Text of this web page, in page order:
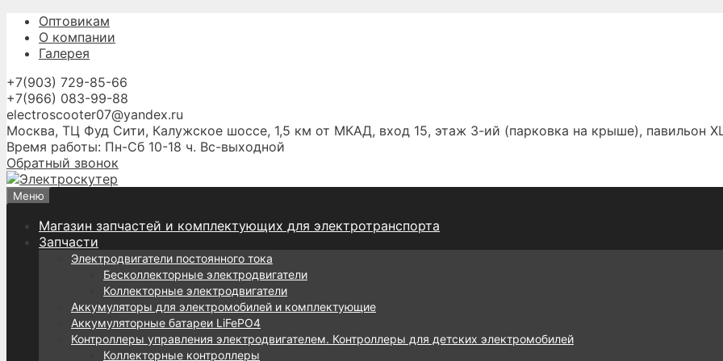
Перейти
содержимому
Оптовикам
О компании
Галерея
+7(903) 729-85-66
+7(966) 083-99-88
electroscooter07@yandex.ru
Москва, ТЦ Фуд Сити, Калужское шоссе, 1,5 км от МКАД, вход 15, этаж 3-ий (парковка на крыше), павильон
Время работы: Пн-Сб 10-18 ч. Вс-выходной
Обратный звонок
Меню
Магазин запчастей и комплектующих для электротранспорта
Запчасти
Электродвигатели постоянного тока
Бесколлекторные электродвигатели
Коллекторные электродвигатели
Аккумуляторы для электромобилей и комплектующие
Аккумуляторные батареи LiFePO4
Контроллеры управления электродвигателем. Контроллеры для детских электромобилей
Коллекторные контроллеры